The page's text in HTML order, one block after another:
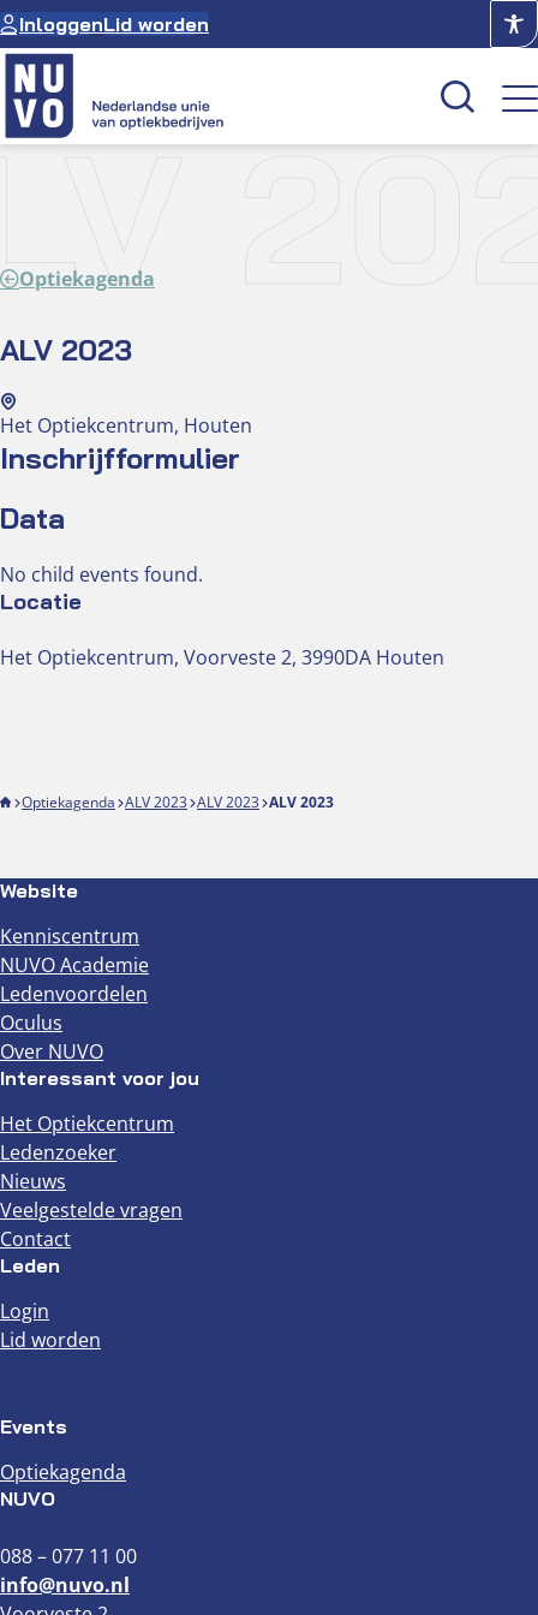
Ga
naar
de
inhoud
InloggenLid worden
Over NUVO
Optiekcentrum
Optiekagenda
ALV 2023
Het Optiekcentrum, Houten
Inschrijfformulier
Data
No child events found.
Locatie
Het Optiekcentrum, Voorveste 2, 3990DA Houten
Optiekagenda ALV 2023 ALV 2023 ALV 2023
Website
Kenniscentrum
NUVO Academie
Ledenvoordelen
Oculus
Over NUVO
Interessant voor jou
Het Optiekcentrum
Ledenzoeker
Nieuws
Veelgestelde vragen
Contact
Leden
Login
Lid worden
Events
Optiekagenda
NUVO
088 – 077 11 00
info@nuvo.nl